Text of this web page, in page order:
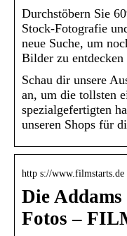
Durchstöbern Sie
Stock-Fotografie
neue Suche, um
Bilder zu
Schau dir unsere
an, um die tollsten
spezialgefertigten
unseren Shops für
http s://
Die
Fotos –